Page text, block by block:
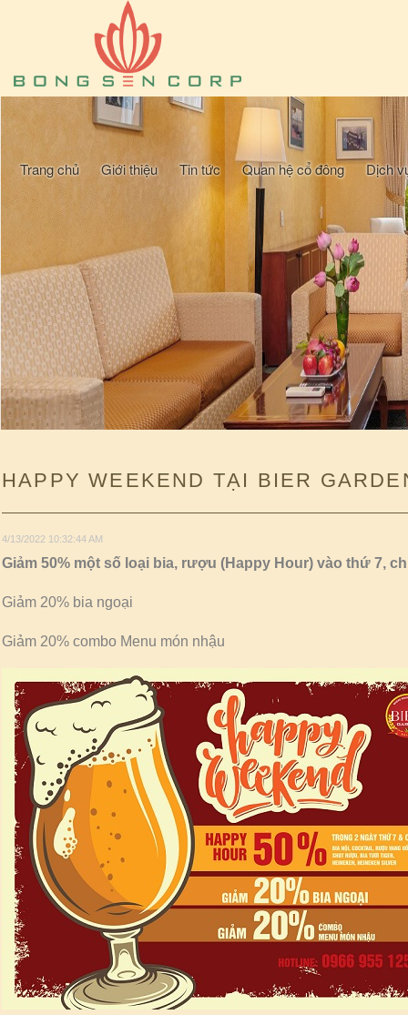
Trang chủ Giới thiệu Tin tức Quan hệ cổ đông Dịch
HAPPY WEEKEND TẠI BIER
4/13/2022 10:32:44 AM
Giảm 50% một số loại bia, rượu (Happy Hour) vào thứ 7,
Giảm 20% bia ngoại
Giảm 20% combo Menu món nhậu